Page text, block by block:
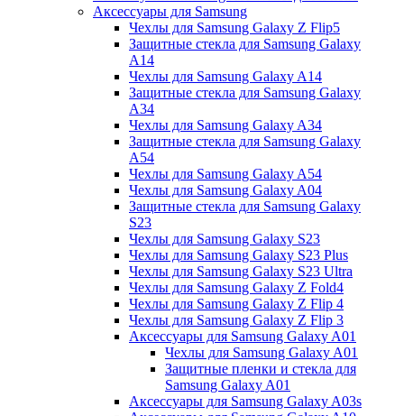
Аксессуары для Samsung
Чехлы для Samsung Galaxy Z Flip5
Защитные стекла для Samsung Galaxy
A14
Чехлы для Samsung Galaxy A14
Защитные стекла для Samsung Galaxy
A34
Чехлы для Samsung Galaxy A34
Защитные стекла для Samsung Galaxy
A54
Чехлы для Samsung Galaxy A54
Чехлы для Samsung Galaxy A04
Защитные стекла для Samsung Galaxy
S23
Чехлы для Samsung Galaxy S23
Чехлы для Samsung Galaxy S23 Plus
Чехлы для Samsung Galaxy S23 Ultra
Чехлы для Samsung Galaxy Z Fold4
Чехлы для Samsung Galaxy Z Flip 4
Чехлы для Samsung Galaxy Z Flip 3
Аксессуары для Samsung Galaxy A01
Чехлы для Samsung Galaxy A01
Защитные пленки и стекла для
Samsung Galaxy A01
Аксессуары для Samsung Galaxy A03s